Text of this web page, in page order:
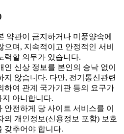
약관이 금지하거나 미풍양속에
으며, 지속적이고 안정적인 서비
력할 의무가 있습니다.
인 신상 정보를 본인의 승낙 없이
지 않습니다. 다만, 전기통신관련
하여 관계 국가기관 등의 요구가
아니합니다.
안전하게 당 사이트 서비스를 이
의 개인정보(신용정보 포함) 보호
갖추어야 합니다.